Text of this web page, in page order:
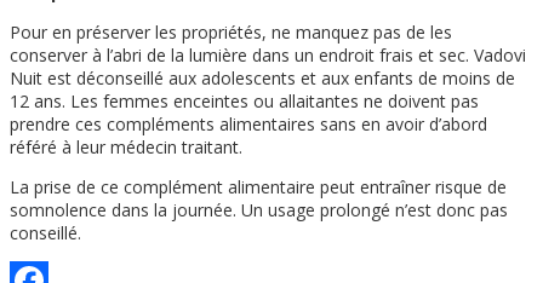
Pour en préserver les propriétés, ne manquez pas de les
conserver à l’abri de la lumière dans un endroit frais et sec. Vadovi
Nuit est déconseillé aux adolescents et aux enfants de moins de
12 ans. Les femmes enceintes ou allaitantes ne doivent pas
prendre ces compléments alimentaires sans en avoir d’abord
référé à leur médecin traitant.
La prise de ce complément alimentaire peut entraîner risque de
somnolence dans la journée. Un usage prolongé n’est donc pas
conseillé.